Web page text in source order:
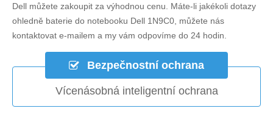
Dell můžete zakoupit za výhodnou cenu. Máte-li jakékoli dotazy
ohledně baterie do notebooku Dell 1N9C0 , můžete nás
kontaktovat e-mailem a my vám odpovíme do 24 hodin.
Bezpečnostní ochrana
Vícenásobná inteligentní ochrana